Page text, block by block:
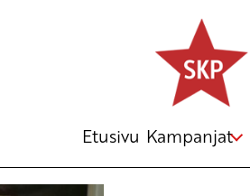
Etusivu Kampanjat